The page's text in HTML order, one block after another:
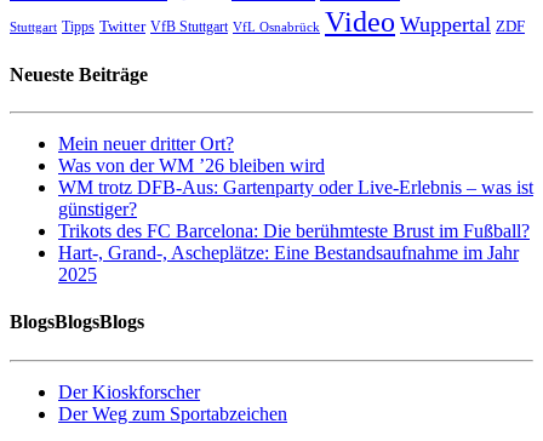
Stuttgart Tipps Twitter VfB Stuttgart VfL Osnabrück Video Wuppertal ZDF
Neueste Beiträge
Mein neuer dritter Ort?
Was von der WM ’26 bleiben wird
WM trotz DFB-Aus: Gartenparty oder Live-Erlebnis – was ist
günstiger?
Trikots des FC Barcelona: Die berühmteste Brust im Fußball?
Hart-, Grand-, Ascheplätze: Eine Bestandsaufnahme im Jahr
2025
BlogsBlogsBlogs
Der Kioskforscher
Der Weg zum Sportabzeichen